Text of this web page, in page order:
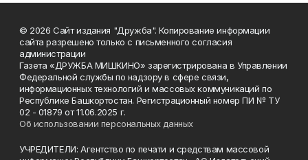
© 2026 Сайт издания "Дружба". Копирование информации
сайта разрешено только с письменного согласия
администрации
Газета «ДРУЖБА МИШКИНО» зарегистрирована в Управлении
Федеральной службы по надзору в сфере связи,
информационных технологий и массовых коммуникаций по
Республике Башкортостан. Регистрационный номер ПИ № ТУ
02 - 01879 от 11.06.2025 г.
Об использовании персональных данных
УЧРЕДИТЕЛИ: Агентство по печати и средствам массовой